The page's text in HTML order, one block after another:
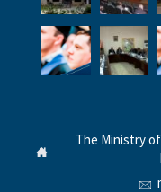
The Ministry